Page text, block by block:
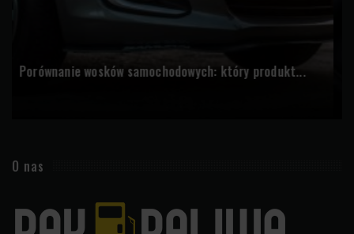
Najlepsze preparaty do czyszczenia tapicerki...
O nas